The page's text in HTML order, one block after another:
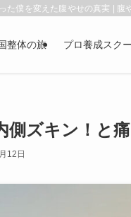
た僕を変えた腹やせの真実 | 腹
整体の旅 プロ養成スク
側ズキン！と
12日